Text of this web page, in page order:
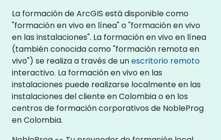
La formación de ArcGIS está disponible como
"formación en vivo en línea" o "formación en vivo
en las instalaciones". La formación en vivo en línea
(también conocida como "formación remota en
vivo") se realiza a través de unescritorio remoto
interactivo. La formación en vivo en las
instalaciones puede realizarse localmente en las
instalaciones del cliente en Colombia o en los
centros de formación corporativos de NobleProg
en Colombia.